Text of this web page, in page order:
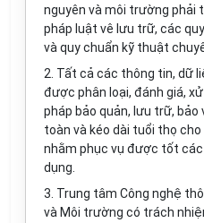
nguyên và môi trường phải
pháp luật vê lưu trữ, các
và quy chuẩn kỹ thuật
2. Tất cả các thông tin, dữ
được phân loại, đánh giá,
pháp bảo quản, lưu trữ, bảo
toàn và kéo dài tuổi thọ
nhằm phục vụ được tốt
dụng.
3. Trung tâm Công nghệ
và Môi trường có trách